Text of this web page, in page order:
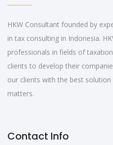
HKW Consultant founded by
in tax consulting in Indonesia.
professionals in fields of
clients to develop their
our clients with the best
matters.
Contact Info